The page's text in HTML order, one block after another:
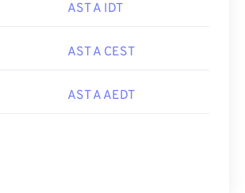
AST A IDT
AST A CEST
AST A AEDT